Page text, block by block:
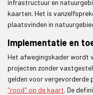
infrastructuur en
kaarten. Het is
plaatsvinden in
Implementatie en
Het afwegingskader wordt
projecten zonder
gelden voor vergevorderde
"rood" op de kaart. De